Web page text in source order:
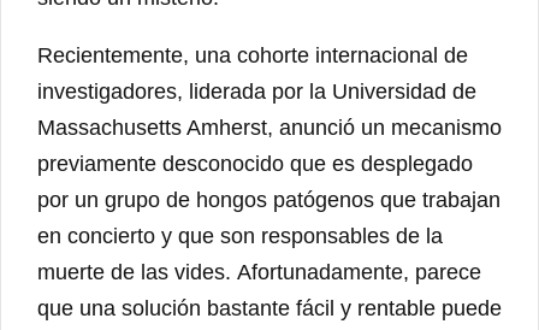
Recientemente, una cohorte internacional de
investigadores, liderada por la Universidad de
Massachusetts Amherst, anunció un mecanismo
previamente desconocido que es desplegado
por un grupo de hongos patógenos que trabajan
en concierto y que son responsables de la
muerte de las vides. Afortunadamente, parece
que una solución bastante fácil y rentable puede